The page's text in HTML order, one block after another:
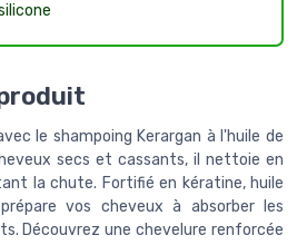
le shampoing Kerargan à l'huile de
secs et cassants, il nettoie en
la chute. Fortifié en kératine, huile
vos cheveux à absorber les
Découvrez une chevelure renforcée